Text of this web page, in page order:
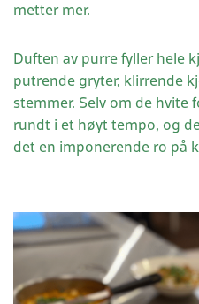
metter mer.
Duften av purre fyller hele
putrende gryter, klirrende
stemmer. Selv om de hvite
rundt i et høyt tempo, og
det en imponerende ro på